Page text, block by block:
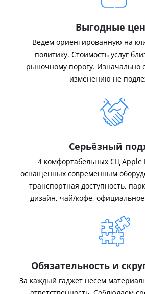
Выгодные
Ведем ориентированную на
политику. Стоимость услуг
рыночному порогу. Изначально
изменению не
Серьёзный
4 комфортабельных СЦ
оснащенных современным
транспортная доступность,
дизайн, чай/кофе,
Обязательность и
За каждый гаджет несем